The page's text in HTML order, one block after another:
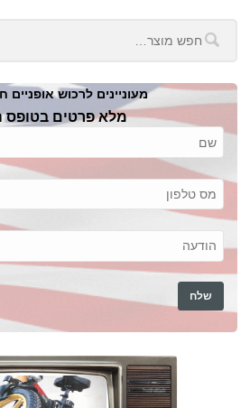
מעוניינים לרכוש אופניים
מלא פרטים בטופס